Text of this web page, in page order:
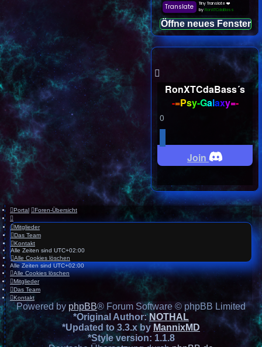
Öffne neues Fenster
RonXTCdaBass´s
-=Psy-Galaxy=-
0
Join
Portal Foren-Übersicht
Mitglieder
Das Team
Kontakt
Alle Zeiten sind UTC+02:00
Alle Cookies löschen
Alle Zeiten sindUTC+02:00
Alle Cookies löschen
Mitglieder
Das Team
Kontakt
Powered by phpBB® Forum Software © phpBB Limited
*Original Author: NOTHAL
*Updated to 3.3.x by MannixMD
*Style version: 1.1.8